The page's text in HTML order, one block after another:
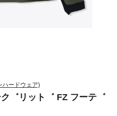
ハードウェア)
゛リット゛ FZ フーテ゛